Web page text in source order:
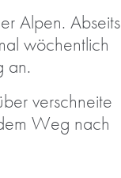
Alpen. Abseits
wöchentlich
an.
verschneite
Weg nach